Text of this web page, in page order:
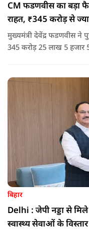
CM फडणवीस का बड़ा
राहत, ₹345 करोड़ से
मुख्यमंत्री देवेंद्र फडणवीस
345 करोड़ 25 लाख 5
बिहार
Delhi : जेपी नड्डा से मिले
स्वास्थ्य सेवाओं के विस्तार